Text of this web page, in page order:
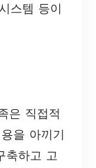
스템 등이
은 직접적
을 아끼기
축하고 고